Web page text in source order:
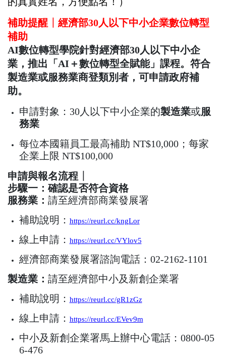
補助提醒
經濟部30人以下中小企業數位轉型
補助
AI數位轉型學院針對經濟部30人以下中小企
業，推出「AI＋數位轉型全賦能」課程。符合
製造業或服務業商登類別者，可申請政府補
助。
申請對象：30人以下中小企業的製造業或服
務業
每位本國籍員工最高補助 NT$10,000；每家
企業上限 NT$100,000
申請與報名流程
步驟一：確認是否符合資格
服務業： 請至經濟部商業發展署
補助說明： https://reurl.cc/kngLor
線上申請： https://reurl.cc/VYlov5
經濟部商業發展署諮詢電話：02-2162-1101
製造業： 請至經濟部中小及新創企業署
補助說明： https://reurl.cc/gR1zGz
線上申請： https://reurl.cc/EVev9m
中小及新創企業署馬上辦中心電話：0800-05
6-476